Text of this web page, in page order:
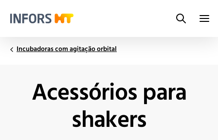
Search
Incubadoras com agitação orbital
Acessórios para
shakers